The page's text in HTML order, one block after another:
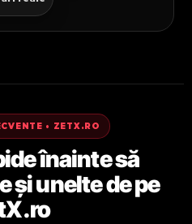
• ZETX.RO
înainte să
și unelte de pe